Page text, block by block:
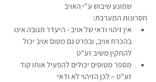
שמונע שיבוש ע"י האויב
חסרונות המערכת:
אין זיהוי ודאי של אויב - היעדר תגובה אינו
בהכרח אויב, ובפרט גם מטוס אויב יכול
להתקין משיב זע"ט
מספר מטוסים יכולים להפעיל אותו קוד
זע"ט – לכן הזיהוי לא ודאי